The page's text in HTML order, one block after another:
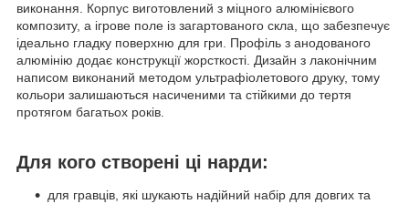
виконання. Корпус виготовлений з міцного алюмінієвого
композиту, а ігрове поле із загартованого скла, що забезпечує
ідеально гладку поверхню для гри. Профіль з анодованого
алюмінію додає конструкції жорсткості. Дизайн з лаконічним
написом виконаний методом ультрафіолетового друку, тому
кольори залишаються насиченими та стійкими до тертя
протягом багатьох років.
Для кого створені ці нарди:
для гравців, які шукають надійний набір для довгих та